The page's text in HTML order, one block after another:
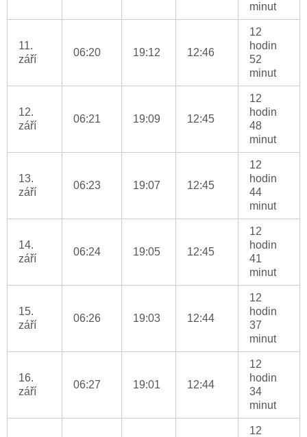
minut
11.
září
06:20 19:12 12:46
12
hodin
52
minut
12.
září
06:21 19:09 12:45
12
hodin
48
minut
13.
září
06:23 19:07 12:45
12
hodin
44
minut
14.
září
06:24 19:05 12:45
12
hodin
41
minut
15.
září
06:26 19:03 12:44
12
hodin
37
minut
16.
září
06:27 19:01 12:44
12
hodin
34
minut
12